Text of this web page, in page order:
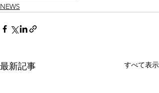
NEWS
最新記事 すべて表示